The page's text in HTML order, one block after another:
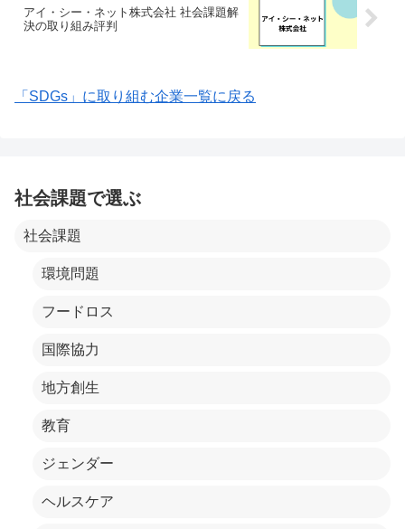
アイ・シー・ネット株式会社 社会課題解
決の取り組み評判
「SDGs」に取り組む企業一覧に戻る
社会課題で選ぶ
社会課題
環境問題
フードロス
国際協力
地方創生
教育
ジェンダー
ヘルスケア